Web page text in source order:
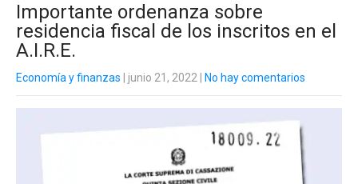
Importante ordenanza sobre
residencia fiscal de los inscritos en el
A.I.R.E.
Economía y finanzas | junio 21, 2022 No hay comentarios